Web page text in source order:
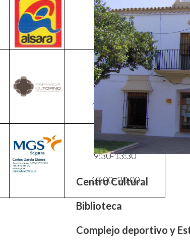
Horario:
9:30- 13:30
17:00-20:00
Horario:
9:30-13:30
17:00- 20:00
Centro Cultural
Biblioteca
Complejo deportivo y